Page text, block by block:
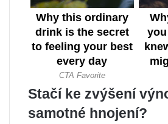
Stačí ke zvýšení
samotné hnojení?